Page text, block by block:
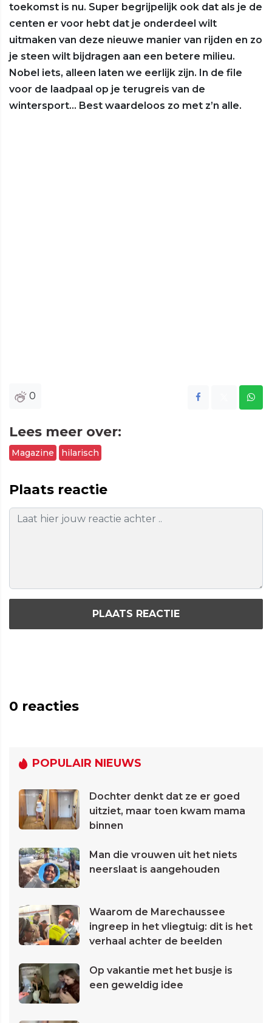
toekomst is nu. Super begrijpelijk ook dat als je de
centen er voor hebt dat je onderdeel wilt
uitmaken van deze nieuwe manier van rijden en zo
je steen wilt bijdragen aan een betere milieu.
Nobel iets, alleen laten we eerlijk zijn. In de file
voor de laadpaal op je terugreis van de
wintersport… Best waardeloos zo met z’n alle.
0
Lees meer over:
Magazine hilarisch
Plaats reactie
PLAATS REACTIE
0 reacties
POPULAIR NIEUWS
Dochter denkt dat ze er goed
uitziet, maar toen kwam mama
binnen
Man die vrouwen uit het niets
neerslaat is aangehouden
Waarom de Marechaussee
ingreep in het vliegtuig: dit is het
verhaal achter de beelden
Op vakantie met het busje is
een geweldig idee